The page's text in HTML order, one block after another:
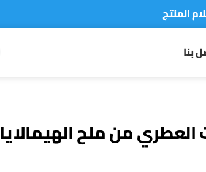
المنتج
بنا
العطري من ملح الهيمالايا